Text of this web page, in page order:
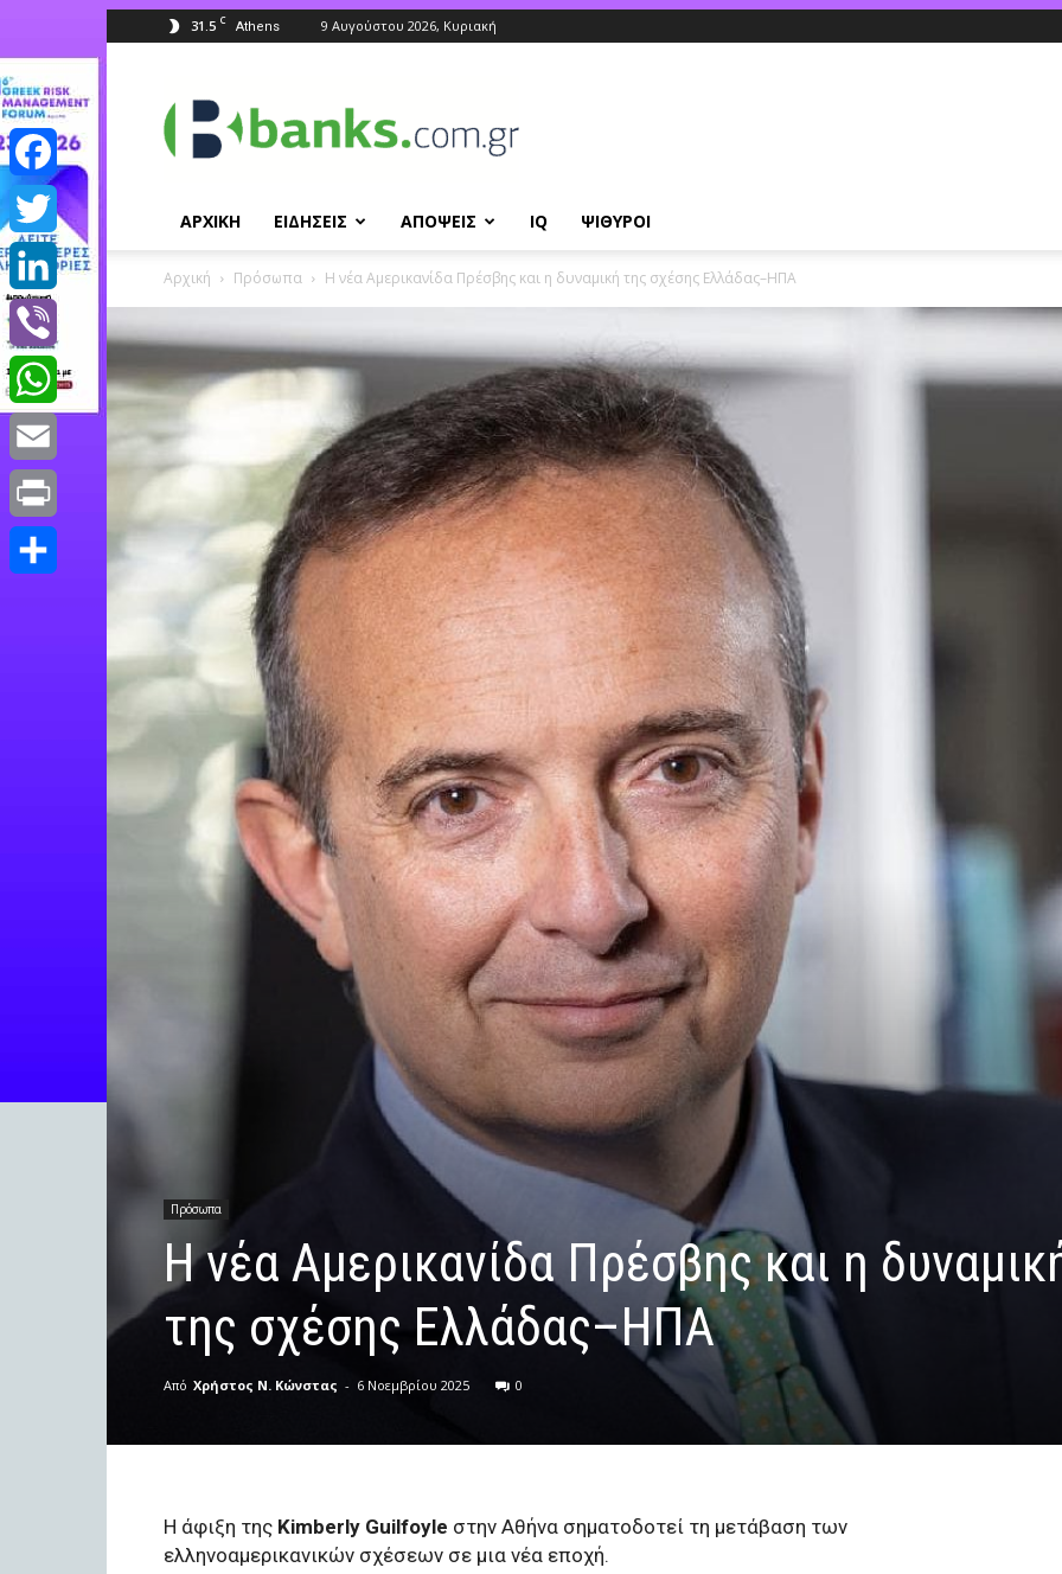
31.5 C Athens 9 Αυγούστου 2026, Κυριακή
ΑΡΧΙΚΗ ΕΙΔΗΣΕΙΣ ΑΠΟΨΕΙΣ IQ ΨΙΘΥΡΟΙ
Αρχική Πρόσωπα Η νέα Αμερικανίδα Πρέσβης και η δυναμική της σχέσης Ελλάδας–ΗΠΑ
Πρόσωπα
Η νέα Αμερικανίδα Πρέσβης και η
της σχέσης Ελλάδας–ΗΠΑ
Από Χρήστος Ν. Κώνστας - 6 Νοεμβρίου 2025 0
Η άφιξη της Kimberly Guilfoyle στην Αθήνα σηματοδοτεί τη μετάβαση των
ελληνοαμερικανικών σχέσεων σε μια νέα εποχή.
Facebook
Twitter
LinkedIn
Viber
WhatsApp
Email
Print